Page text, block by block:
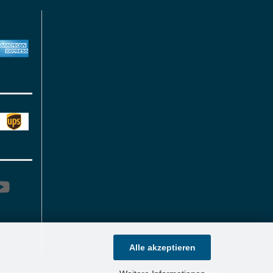
Alle akzeptieren